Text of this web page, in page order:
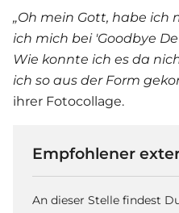
„Oh mein Gott, habe ich
ich mich bei 'Goodbye
Wie konnte ich es da
ich so aus der Form
ihrer Fotocollage.
Empfohlener
An dieser Stelle findest